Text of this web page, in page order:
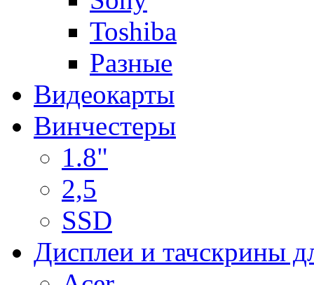
Toshiba
Разные
Видеокарты
Винчестеры
1.8"
2,5
SSD
Дисплеи и тачскрины